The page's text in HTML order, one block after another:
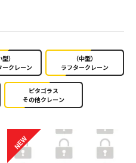
型）
ークレーン
（中型）
ラフタークレーン
ピタゴラス
その他クレーン